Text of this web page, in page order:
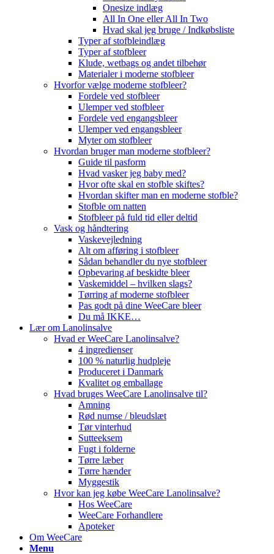
Onesize indlæg
All In One eller All In Two
Hvad skal jeg bruge / Indkøbsliste
Typer af stofbleindlæg
Typer af stofbleer
Klude, wetbags og andet tilbehør
Materialer i moderne stofbleer
Hvorfor vælge moderne stofbleer?
Fordele ved stofbleer
Ulemper ved stofbleer
Fordele ved engangsbleer
Ulemper ved engangsbleer
Myter om stofbleer
Hvordan bruger man moderne stofbleer?
Guide til pasform
Hvad vasker jeg baby med?
Hvor ofte skal en stofble skiftes?
Hvordan skifter man en moderne stofble?
Stofble om natten
Stofbleer på fuld tid eller deltid
Vask og håndtering
Vaskevejledning
Alt om afføring i stofbleer
Sådan behandler du nye stofbleer
Opbevaring af beskidte bleer
Vaskemiddel – hvilken slags?
Tørring af moderne stofbleer
Pas godt på dine WeeCare bleer
Du må IKKE…
Lær om Lanolinsalve
Hvad er WeeCare Lanolinsalve?
4 ingredienser
100 % naturlig hudpleje
Produceret i Danmark
Kvalitet og emballage
Hvad bruges WeeCare Lanolinsalve til?
Amning
Rød numse / bleudslæt
Tør vinterhud
Sutteeksem
Fugt i folderne
Tørre læber
Tørre hænder
Myggestik
Hvor kan jeg købe WeeCare Lanolinsalve?
Hos WeeCare
WeeCare Forhandlere
Apoteker
Om WeeCare
Menu